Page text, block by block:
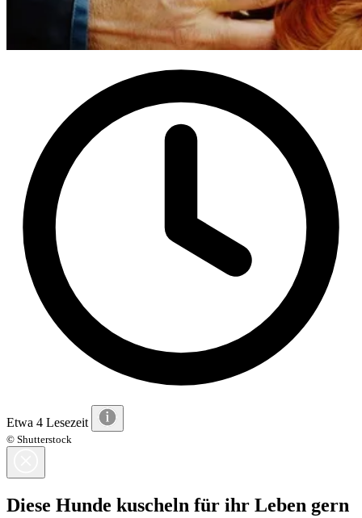
Etwa 4 Lesezeit
© Shutterstock
Diese Hunde kuscheln für ihr Leben gern